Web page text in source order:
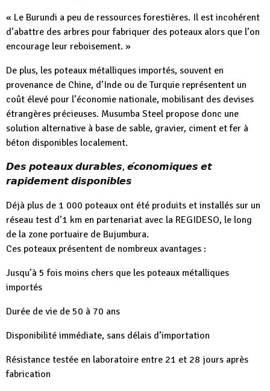
« Le Burundi a peu de ressources forestières. Il est incohérent
d’abattre des arbres pour fabriquer des poteaux alors que l’on
encourage leur reboisement. »
De plus, les poteaux métalliques importés, souvent en
provenance de Chine, d’Inde ou de Turquie représentent un
coût élevé pour l’économie nationale, mobilisant des devises
étrangères précieuses. Musumba Steel propose donc une
solution alternative à base de sable, gravier, ciment et fer à
béton disponibles localement.
𝘿𝙚𝙨 𝙥𝙤𝙩𝙚𝙖𝙪𝙭 𝙙𝙪𝙧𝙖𝙗𝙡𝙚𝙨, 𝙚́𝙘𝙤𝙣𝙤𝙢𝙞𝙦𝙪𝙚𝙨 𝙚𝙩
𝙧𝙖𝙥𝙞𝙙𝙚𝙢𝙚𝙣𝙩 𝙙𝙞𝙨𝙥𝙤𝙣𝙞𝙗𝙡𝙚𝙨
Déjà plus de 1 000 poteaux ont été produits et installés sur un
réseau test d’1 km en partenariat avec la REGIDESO, le long
de la zone portuaire de Bujumbura.
Ces poteaux présentent de nombreux avantages :
Jusqu’à 5 fois moins chers que les poteaux métalliques
importés
Durée de vie de 50 à 70 ans
Disponibilité immédiate, sans délais d’importation
Résistance testée en laboratoire entre 21 et 28 jours après
fabrication